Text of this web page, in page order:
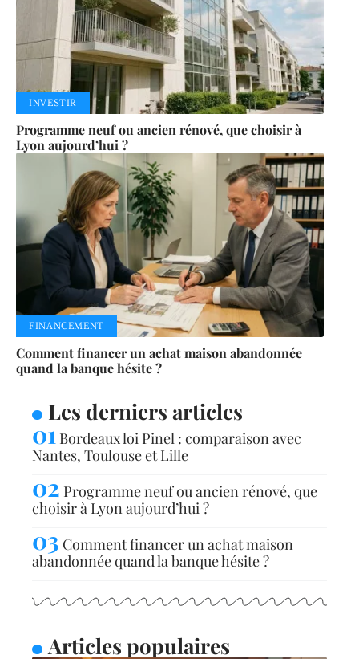
INVESTIR
Programme neuf ou ancien rénové, que choisir à
Lyon aujourd’hui ?
FINANCEMENT
Comment financer un achat maison abandonnée
quand la banque hésite ?
Les derniers articles
Bordeaux loi Pinel : comparaison avec
Nantes, Toulouse et Lille
Programme neuf ou ancien rénové, que
choisir à Lyon aujourd’hui ?
Comment financer un achat maison
abandonnée quand la banque hésite ?
Articles populaires